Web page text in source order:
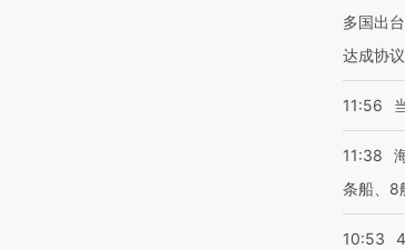
多国出
达成协
11:56
11:38
条船、8
10:53